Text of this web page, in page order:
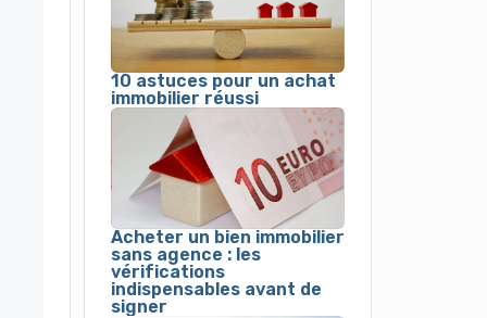
10 astuces pour un achat
immobilier réussi
Acheter un bien immobilier
sans agence : les
vérifications
indispensables avant de
signer